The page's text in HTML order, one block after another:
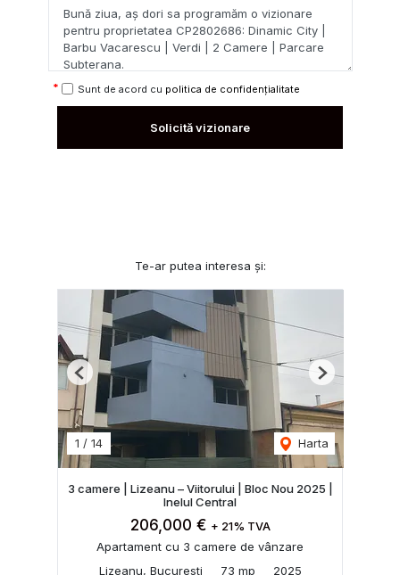
Sunt de acord cu politica de confidențialitate
Solicită vizionare
Te-ar putea interesa și:
1 / 14 Harta
Previous Next
3 camere | Lizeanu – Viitorului | Bloc Nou 2025 |
Inelul Central
206,000 € + 21% TVA
Apartament cu 3 camere de vânzare
Lizeanu, Bucuresti
73 mp 2025